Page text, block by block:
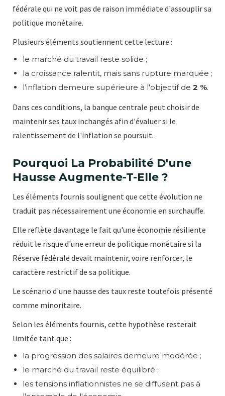
fédérale qui ne voit pas de raison immédiate d'assouplir sa
politique monétaire.
Plusieurs éléments soutiennent cette lecture :
le marché du travail reste solide ;
la croissance ralentit, mais sans rupture marquée ;
l'inflation demeure supérieure à l'objectif de 2 %.
Dans ces conditions, la banque centrale peut choisir de
maintenir ses taux inchangés afin d'évaluer si le
ralentissement de l'inflation se poursuit.
Pourquoi La Probabilité D'une
Hausse Augmente-T-Elle ?
Les éléments fournis soulignent que cette évolution ne
traduit pas nécessairement une économie en surchauffe.
Elle reflète davantage le fait qu'une économie résiliente
réduit le risque d'une erreur de politique monétaire si la
Réserve fédérale devait maintenir, voire renforcer, le
caractère restrictif de sa politique.
Le scénario d'une hausse des taux reste toutefois présenté
comme minoritaire.
Selon les éléments fournis, cette hypothèse resterait
limitée tant que :
la progression des salaires demeure modérée ;
le marché du travail reste équilibré ;
les tensions inflationnistes ne se diffusent pas à